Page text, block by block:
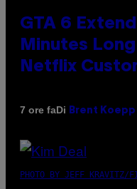
GTA 6
Minutes
Netflix
7 ore faDi Brent Koepp
PHOTO BY JEFF KRAVITZ/